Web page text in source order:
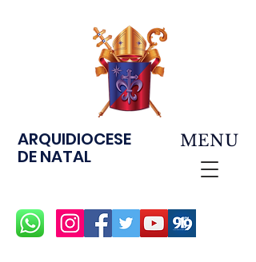
ARQUIDIOCESE
DE NATAL
MENU